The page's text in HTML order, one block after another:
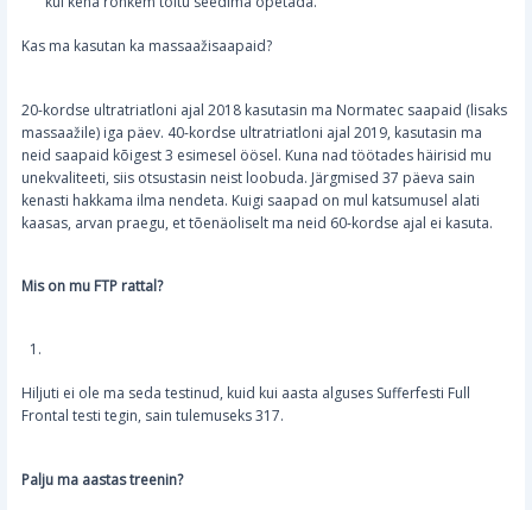
Kas ma kasutan ka massaažisaapaid?
20-kordse ultratriatloni ajal 2018 kasutasin ma Normatec saapaid (lisaks
massaažile) iga päev. 40-kordse ultratriatloni ajal 2019, kasutasin ma
neid saapaid kõigest 3 esimesel öösel. Kuna nad töötades häirisid mu
unekvaliteeti, siis otsustasin neist loobuda. Järgmised 37 päeva sain
kenasti hakkama ilma nendeta. Kuigi saapad on mul katsumusel alati
kaasas, arvan praegu, et tõenäoliselt ma neid 60-kordse ajal ei kasuta.
Mis on mu FTP rattal?
Hiljuti ei ole ma seda testinud, kuid kui aasta alguses Sufferfesti Full
Frontal testi tegin, sain tulemuseks 317.
Palju ma aastas treenin?